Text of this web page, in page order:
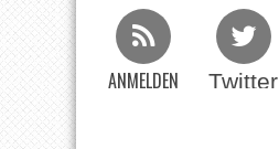
ANMELDEN Twitter